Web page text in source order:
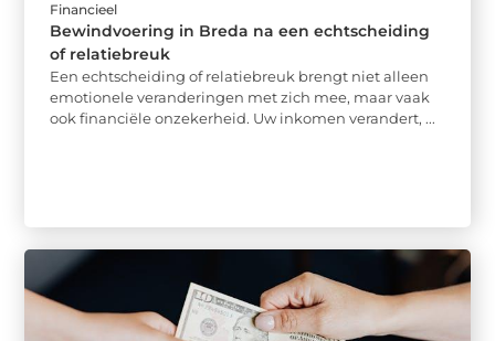
Financieel
Bewindvoering in Breda na een echtscheiding
of relatiebreuk
Een echtscheiding of relatiebreuk brengt niet alleen
emotionele veranderingen met zich mee, maar vaak
ook financiële onzekerheid. Uw inkomen verandert, ...